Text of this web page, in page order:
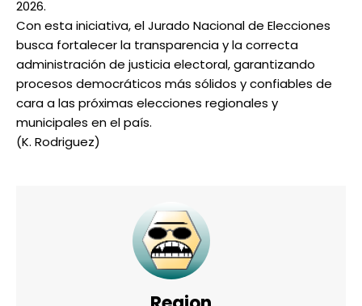
2026.
Con esta iniciativa, el Jurado Nacional de Elecciones
busca fortalecer la transparencia y la correcta
administración de justicia electoral, garantizando
procesos democráticos más sólidos y confiables de
cara a las próximas elecciones regionales y
municipales en el país.
(K. Rodriguez)